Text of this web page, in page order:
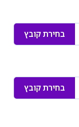
בחירת קובץ
בחירת קובץ